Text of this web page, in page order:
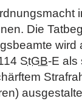
Die
StGB-E als